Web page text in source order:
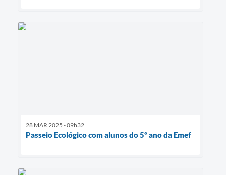
28 MAR 2025 - 09h32
Passeio Ecológico com alunos do 5º ano da Emef